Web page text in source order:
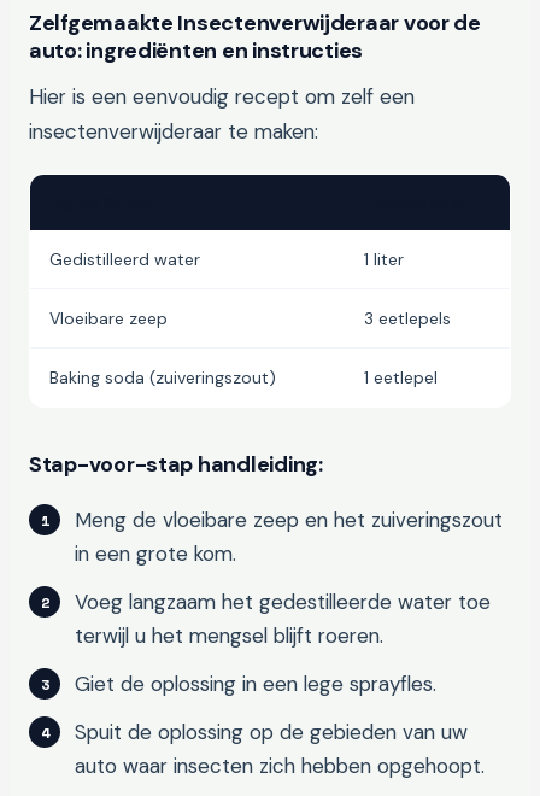
Zelfgemaakte Insectenverwijderaar voor de
auto: ingrediënten en instructies
Hier is een eenvoudig recept om zelf een
insectenverwijderaar te maken:
Gedistilleerd water 1 liter
Vloeibare zeep 3 eetlepels
Baking soda (zuiveringszout) 1 eetlepel
Stap-voor-stap handleiding:
Meng de vloeibare zeep en het zuiveringszout
in een grote kom.
Voeg langzaam het gedestilleerde water toe
terwijl u het mengsel blijft roeren.
Giet de oplossing in een lege sprayfles.
Spuit de oplossing op de gebieden van uw
auto waar insecten zich hebben opgehoopt.